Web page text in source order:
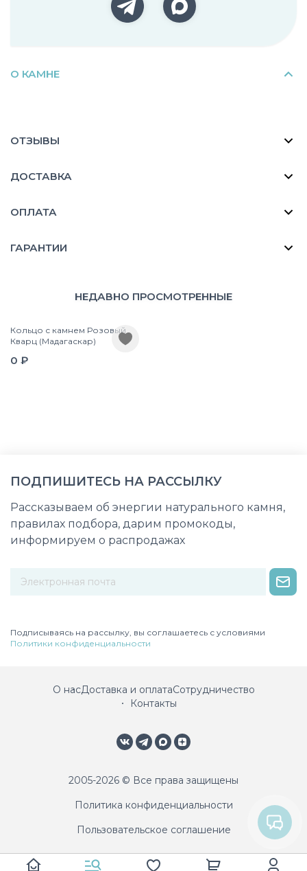
О КАМНЕ
ОТЗЫВЫ
ДОСТАВКА
ОПЛАТА
ГАРАНТИИ
НЕДАВНО ПРОСМОТРЕННЫЕ
Кольцо с камнем Розовый
Кварц (Мадагаскар)
0 ₽
ПОДПИШИТЕСЬ НА РАССЫЛКУ
Рассказываем об энергии натурального камня,
правилах подбора, дарим промокоды,
информируем о распродажах
Подписываясь на рассылку, вы соглашаетесь с условиями
Политики конфиденциальности
О насДоставка и оплатаСотрудничество
Контакты
2005-2026 © Все права защищены
Политика конфиденциальности
Пользовательское соглашение